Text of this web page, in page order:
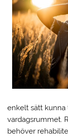
enkelt sätt kunna
vardagsrummet.
behöver